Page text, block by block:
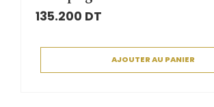
135.200 DT
AJOUTER AU PANIER